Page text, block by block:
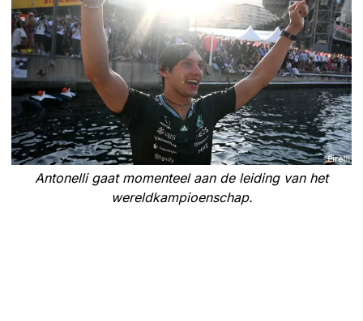
Antonelli gaat momenteel aan de leiding van het
wereldkampioenschap.